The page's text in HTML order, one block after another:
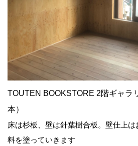
TOUTEN BOOKSTORE 2階ギャラ
本）
床は杉板、壁は針葉樹合板。壁仕上
料を塗っていきます